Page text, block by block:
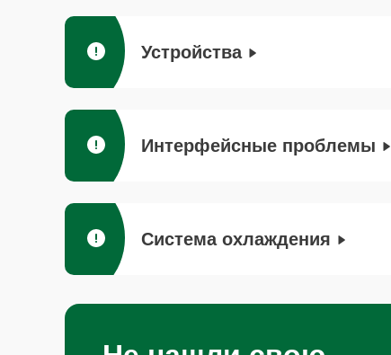
Устройства
Интерфейсные проблемы
Система охлаждения